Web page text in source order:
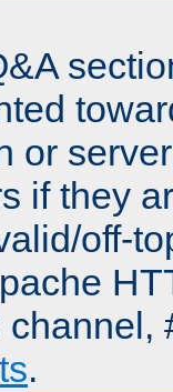
or
if they
off-
.